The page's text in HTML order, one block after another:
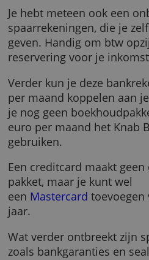
Met Knab Zakelijk heb
onderdelen in één keer
rekeningen open je
er vijf hebben. Bij
gratis betaalpas.
Je hebt meteen ook
spaarrekeningen, die je
geven. Handig om btw
Verder kun je deze
per maand koppelen
je nog geen
euro per maand het
gebruiken.